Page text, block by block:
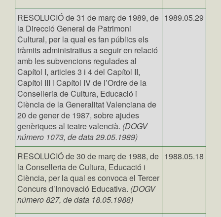
RESOLUCIÓ de 31 de març de 1989, de
la Direcció General de Patrimoni
Cultural, per la qual es fan públics els
tràmits administratius a seguir en relació
amb les subvencions regulades al
Capítol I, articles 3 i 4 del Capítol II,
Capítol III i Capítol IV de l’Ordre de la
Conselleria de Cultura, Educació i
Ciència de la Generalitat Valenciana de
20 de gener de 1987, sobre ajudes
genèriques al teatre valencià. (DOGV
número 1073, de data 29.05.1989)
1989.05.29
RESOLUCIÓ de 30 de març de 1988, de
la Conselleria de Cultura, Educació i
Ciència, per la qual es convoca el Tercer
Concurs d’Innovació Educativa. (DOGV
número 827, de data 18.05.1988)
1988.05.18